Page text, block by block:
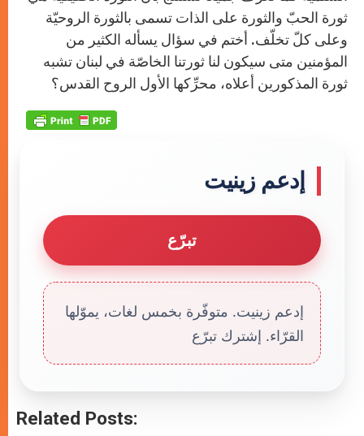
ثورة الحبّ والثورة على الذات تسمى بالثورة الروحيّة
وعلى كلّ تخلّف. أختم في سؤال يسأله الكثير من
المؤمنين متى سيكون لنا ثورتنا الخاصّة في لبنان تشبه
ثورة المذكورين أعلاه، محرِّكها الأول الروح القدس؟
إدعم زينيت
تبرّع
إدعم زينيت. متوفّرة بخمس لغات، يموّلها
القرّاء. إشترك تبرّع
Related Posts: